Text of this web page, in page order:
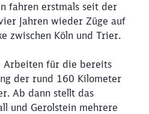
fahren erstmals seit der
Jahren wieder Züge auf
zwischen Köln und Trier.
Arbeiten für die bereits
der rund 160 Kilometer
Ab dann stellt das
und Gerolstein mehrere